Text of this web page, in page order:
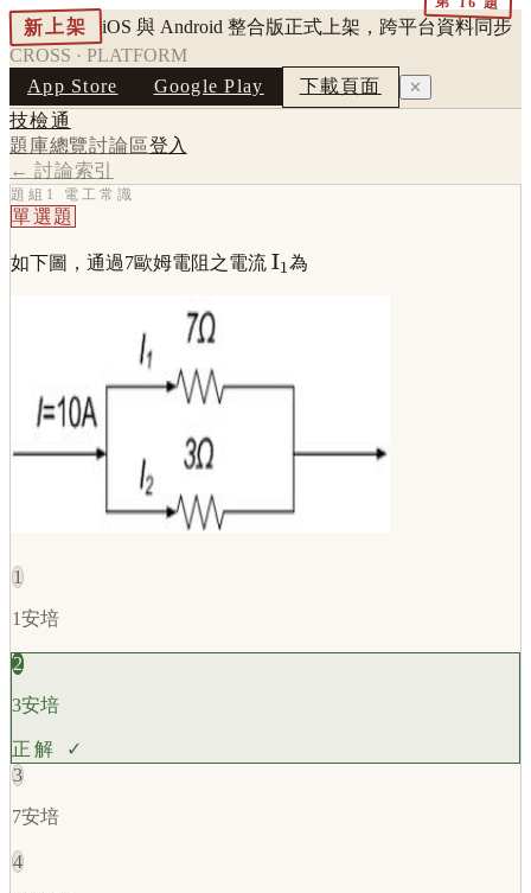
新上架
iOS 與 Android 整合版正式上架，跨平台資料同步
CROSS · PLATFORM
App Store
Google Play 下載頁面 ✕
技檢通
題庫總覽討論區登入
← 討論索引
題組1 電工常識
單選題
如下圖，通過7歐姆電阻之電流 \displaystyle
I1為
1
1安培
2
3安培
正解 ✓
3
7安培
4